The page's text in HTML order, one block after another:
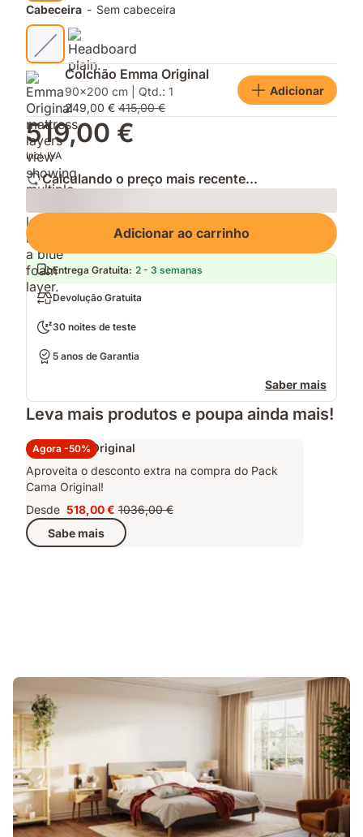
Cabeceira - Sem cabeceira
Colchão Emma Original
90x200 cm | Qtd.: 1
249,00 € 415,00 €
Adicionar
519,00 €
Incl. IVA
Calculando o preço mais recente...
Loading
Adicionar ao carrinho
Entrega Gratuita: 2 - 3 semanas
Devolução Gratuita
30 noites de teste
5 anos de Garantia
Saber mais
Leva mais produtos e poupa ainda mais!
Agora -50%
Pack Cama Original
Aproveita o desconto extra na compra do Pack
Cama Original!
Desde Preço
518,00 €
518,00 € Preço
original
1036,00 €
1036,00 €
Sabe mais